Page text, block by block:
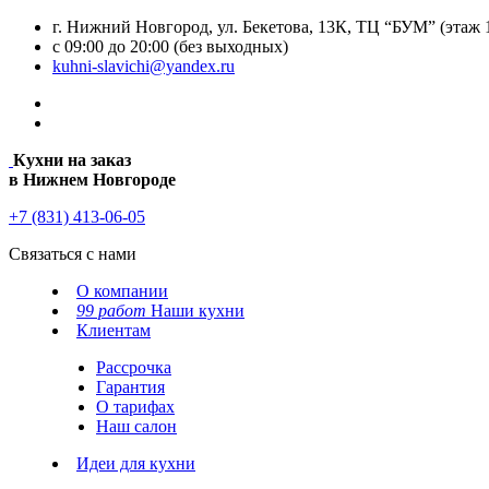
г. Нижний Новгород, ул. Бекетова, 13К, ТЦ “БУМ” (этаж
с 09:00 до 20:00 (без выходных)
kuhni-slavichi@yandex.ru
Кухни на заказ
в Нижнем Новгороде
+7 (831) 413-06-05
Связаться с нами
О компании
99 работ Наши кухни
Клиентам
Рассрочка
Гарантия
О тарифах
Наш салон
Идеи для кухни